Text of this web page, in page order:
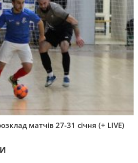
матчів 27-31 січня (+ LIVE)